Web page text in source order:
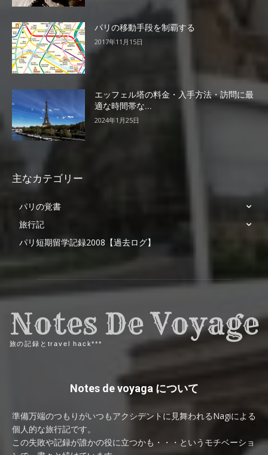
パリの移動手段を制覇する
2017年11月15日
エッフェル塔の料金・入手方法・訪問に最
適な時間帯な...
2024年1月25日
主なカテゴリー
パリの覚書
旅行記
パリ短期留学記録2008【過去ログ】
Notes De Voyage
旅の記録とtravel hack***
Notes de voyaga について
準備万端のつもりがいつもアクシデントに見舞われるNagiによる
個人的な旅行記です。
この失敗や記録が誰かの役に立つかも・・・というモチベーショ